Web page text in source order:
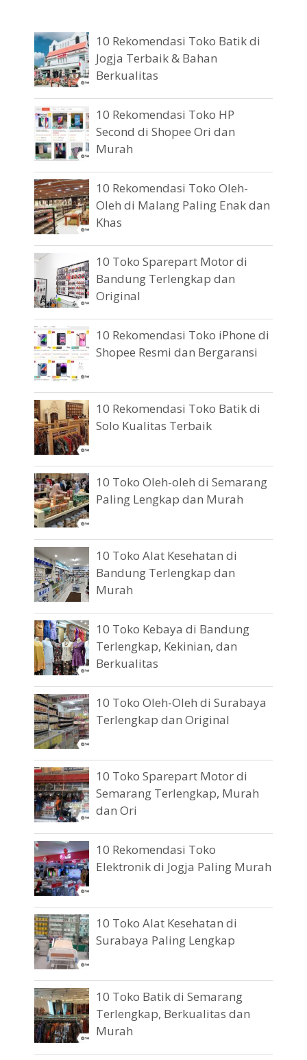
10 Rekomendasi Toko Batik di
Jogja Terbaik & Bahan
Berkualitas
10 Rekomendasi Toko HP
Second di Shopee Ori dan
Murah
10 Rekomendasi Toko Oleh-
Oleh di Malang Paling Enak dan
Khas
10 Toko Sparepart Motor di
Bandung Terlengkap dan
Original
10 Rekomendasi Toko iPhone di
Shopee Resmi dan Bergaransi
10 Rekomendasi Toko Batik di
Solo Kualitas Terbaik
10 Toko Oleh-oleh di Semarang
Paling Lengkap dan Murah
10 Toko Alat Kesehatan di
Bandung Terlengkap dan
Murah
10 Toko Kebaya di Bandung
Terlengkap, Kekinian, dan
Berkualitas
10 Toko Oleh-Oleh di Surabaya
Terlengkap dan Original
10 Toko Sparepart Motor di
Semarang Terlengkap, Murah
dan Ori
10 Rekomendasi Toko
Elektronik di Jogja Paling Murah
10 Toko Alat Kesehatan di
Surabaya Paling Lengkap
10 Toko Batik di Semarang
Terlengkap, Berkualitas dan
Murah